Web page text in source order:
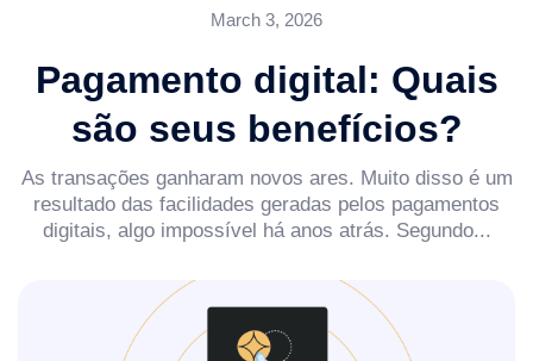
March 3, 2026
Pagamento digital: Quais
são seus benefícios?
As transações ganharam novos ares. Muito disso é um
resultado das facilidades geradas pelos pagamentos
digitais, algo impossível há anos atrás. Segundo...